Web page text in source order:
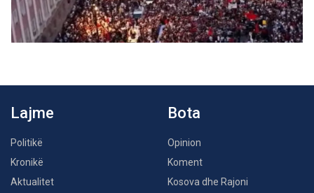
Lajme
Politikë
Kronikë
Aktualitet
Bota
Opinion
Koment
Kosova dhe Rajoni